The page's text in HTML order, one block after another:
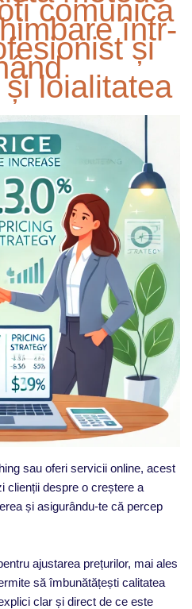
comunica
într-
și
loialitatea
sau oferi servicii online, acest
clienții despre o creștere a
și asigurându-te că percep
ajustarea prețurilor, mai ales
să îmbunătățești calitatea
clar și direct de ce este